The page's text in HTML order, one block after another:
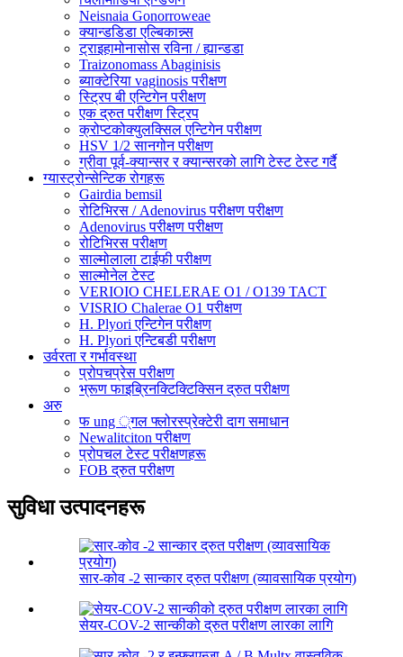
Neisnaia Gonorroweae
क्यान्डडिडा एल्बिकान्न्स
ट्राइहामोनासोस रविना / ह्यान्डडा
Traizonomass Abaginisis
ब्याक्टेरिया vaginosis परीक्षण
स्ट्रिप बी एन्टिगेन परीक्षण
एक द्रुत परीक्षण स्ट्रिप
क्रोप्टकोक्युलक्सिल एन्टिगेन परीक्षण
HSV 1/2 सानगोन परीक्षण
ग्रीवा पूर्व-क्यान्सर र क्यान्सरको लागि टेस्ट टेस्ट गर्दै
ग्यास्ट्रोन्सेन्टिक रोगहरू
Gairdia bemsil
रोटिभिरस / Adenovirus परीक्षण परीक्षण
Adenovirus परीक्षण परीक्षण
रोटिभिरस परीक्षण
साल्मोलाला टाईफी परीक्षण
साल्मोनेल टेस्ट
VERIOIO CHELERAE O1 / O139 TACT
VISRIO Chalerae O1 परीक्षण
H. Plyori एन्टिगेन परीक्षण
H. Plyori एन्टिबडी परीक्षण
उर्वरता र गर्भावस्था
प्रोपचप्रेस परीक्षण
भ्रूण फाइब्रिनक्टिक्टिक्सिन द्रुत परीक्षण
अरु
फ ung ्गल फ्लोरस्प्रेक्टेरी दाग ​​समाधान
Newalitciton परीक्षण
प्रोपचल टेस्ट परीक्षणहरू
FOB द्रुत परीक्षण
सुविधा उत्पादनहरू
सार-कोव -2 सान्कार द्रुत परीक्षण (व्यावसायिक प्रयोग)
सेयर-COV-2 सान्कीको द्रुत परीक्षण लारका लागि